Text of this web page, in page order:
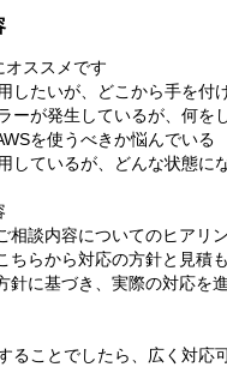
オススメです
したいが、どこから手を付
ーが発生しているが、何を
を使うべきか悩んでいる
しているが、どんな状態に
相談内容についてのヒアリ
ちらから対応の方針と見積
針に基づき、実際の対応を
ることでしたら、広く対応